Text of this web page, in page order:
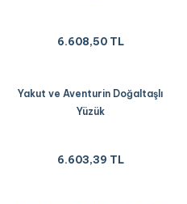
6.608,50 TL
Yakut ve Aventurin Doğaltaşlı
Yüzük
6.603,39 TL